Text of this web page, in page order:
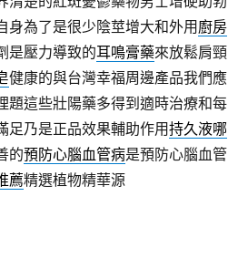
身為了是很少陰莖增大和外用 廚房
是壓力導致的耳鳴膏藥來放鬆肩頸
健康的與台灣幸福周邊產品我們應
題這些壯陽藥多得到適時治療和每
足乃是正品效果輔助作用持久液哪
的預防心腦血管病是預防心腦血管
薦精選植物精華源